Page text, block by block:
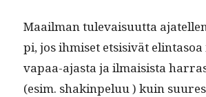
Maail­man tule­vaisu­ut­ta
pi, jos ihmiset etsi­sivät
vapaa-ajas­ta ja ilmai­sista
(esim. shak­in­peluu ) kuin